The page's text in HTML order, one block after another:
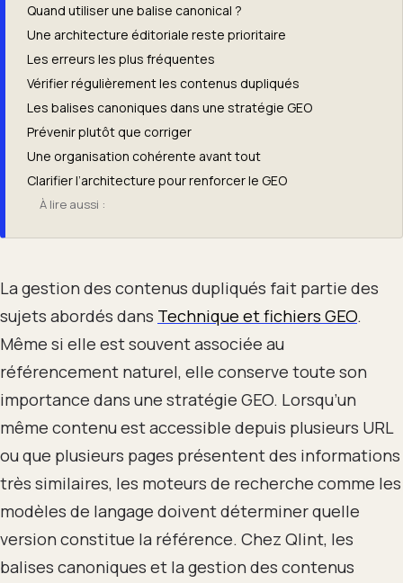
Quand utiliser une balise canonical ?
Une architecture éditoriale reste prioritaire
Les erreurs les plus fréquentes
Vérifier régulièrement les contenus dupliqués
Les balises canoniques dans une stratégie GEO
Prévenir plutôt que corriger
Une organisation cohérente avant tout
Clarifier l’architecture pour renforcer le GEO
À lire aussi :
La gestion des contenus dupliqués fait partie des
sujets abordés dans Technique et fichiers GEO.
Même si elle est souvent associée au
référencement naturel, elle conserve toute son
importance dans une stratégie GEO. Lorsqu’un
même contenu est accessible depuis plusieurs URL
ou que plusieurs pages présentent des informations
très similaires, les moteurs de recherche comme les
modèles de langage doivent déterminer quelle
version constitue la référence. Chez Qlint, les
balises canoniques et la gestion des contenus